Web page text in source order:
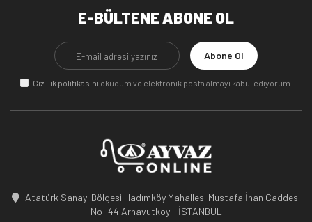
E-BÜLTENE ABONE OL
Abone Ol
Gizlilik politikasını okudum ve elektronik posta almayı kabul ediyorum.
Atatürk Sanayi Bölgesi Hadımköy Mahallesi Mustafa İnan Caddesi
No: 44 Arnavutköy - İSTANBUL